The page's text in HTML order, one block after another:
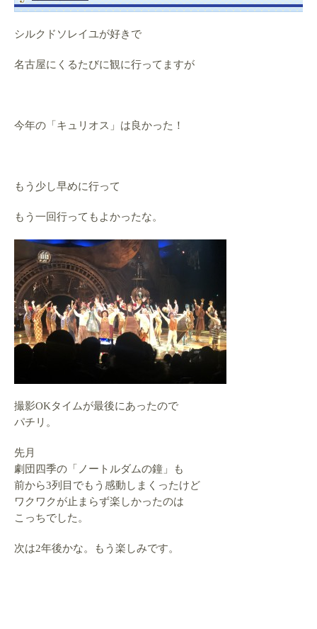
シルクドソレイユが好きで
名古屋にくるたびに観に行ってますが
今年の「キュリオス」は良かった！
もう少し早めに行って
もう一回行ってもよかったな。
撮影OKタイムが最後にあったので
パチリ。
先月
劇団四季の「ノートルダムの鐘」も
前から3列目でもう感動しまくったけど
ワクワクが止まらず楽しかったのは
こっちでした。
次は2年後かな。もう楽しみです。